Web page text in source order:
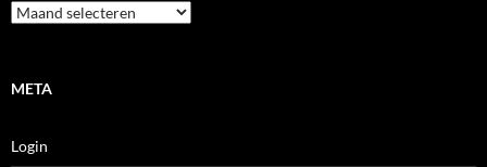
Archieven
META
Login